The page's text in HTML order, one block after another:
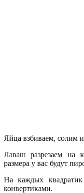
Яйца взбиваем, солим
Лаваш разрезаем на
размера у вас будут
На каждых квадратик
конвертиками.